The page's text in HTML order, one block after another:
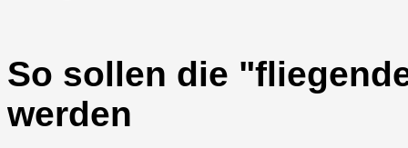
So sollen die
werden